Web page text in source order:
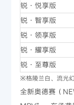
锐·悦享版
锐·智享版
锐·领享版
锐·耀享版
锐·至尊版
※格陵兰白、流光
全新奥德赛（